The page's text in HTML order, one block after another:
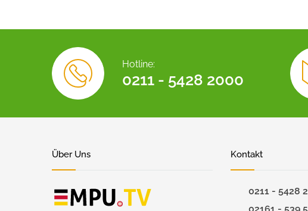
Hotline:
0211 - 5428 2000
Über Uns Kontakt
0211 - 5428